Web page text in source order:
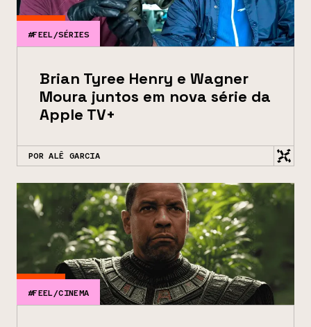
#FEEL/SÉRIES
Brian Tyree Henry e Wagner
Moura juntos em nova série da
Apple TV+
POR ALÊ GARCIA
#FEEL/CINEMA